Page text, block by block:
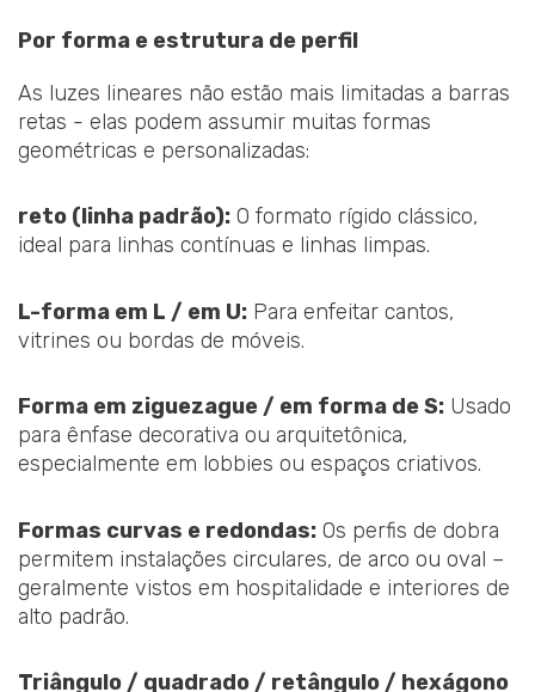
Por forma e estrutura de perfil
As luzes lineares não estão mais limitadas a barras
retas - elas podem assumir muitas formas
geométricas e personalizadas:
reto (linha padrão): O formato rígido clássico,
ideal para linhas contínuas e linhas limpas.
L-forma em L / em U: Para enfeitar cantos,
vitrines ou bordas de móveis.
Forma em ziguezague / em forma de S: Usado
para ênfase decorativa ou arquitetônica,
especialmente em lobbies ou espaços criativos.
Formas curvas e redondas: Os perfis de dobra
permitem instalações circulares, de arco ou oval –
geralmente vistos em hospitalidade e interiores de
alto padrão.
Triângulo / quadrado / retângulo / hexágono